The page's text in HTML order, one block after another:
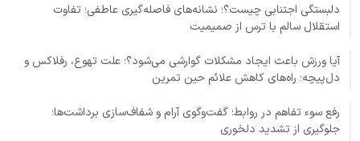
دلبستگی اجتنابی چیست؟؛ نشانه‌های فاصله‌گیری عاطفی؛ تفاوت
استقلال سالم با ترس از صمیمیت
آیا ورزش باعث ایجاد مشکلات گوارشی می‌شود؟؛ علت تهوع، رفلاکس و
دل‌پیچه؛ راه‌های کاهش علائم حین تمرین
رفع سوء تفاهم در روابط؛ گفت‌وگوی آرام و شفاف‌سازی برداشت‌ها؛
جلوگیری از تشدید دلخوری